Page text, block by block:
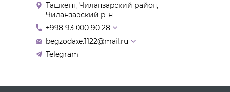
Ташкент, Чиланзарский район,
Чиланзарский р-н
+998 93 000 90 28
begzodaxe.1122@mail.ru
Telegram